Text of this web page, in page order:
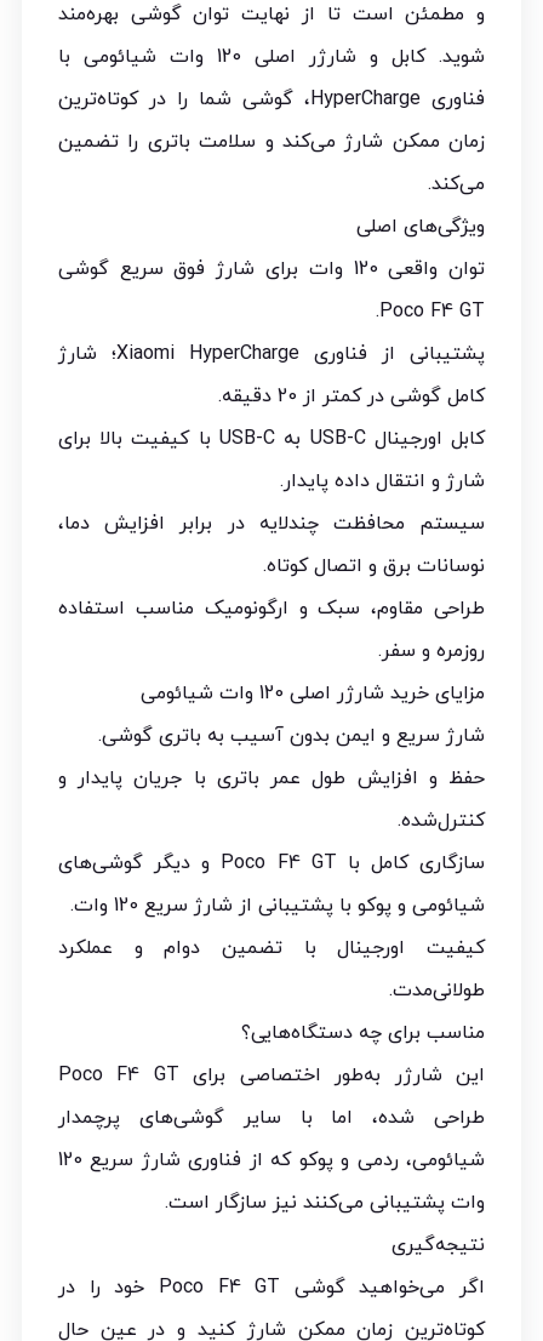
و مطمئن است تا از نهایت توان گوشی بهره‌مند
شوید. کابل و شارژر اصلی 120 وات شیائومی با
فناوری HyperCharge، گوشی شما را در کوتاه‌ترین
زمان ممکن شارژ می‌کند و سلامت باتری را تضمین
می‌کند.
ویژگی‌های اصلی
توان واقعی 120 وات برای شارژ فوق سریع گوشی
Poco F4 GT.
پشتیبانی از فناوری Xiaomi HyperCharge؛ شارژ
کامل گوشی در کمتر از 20 دقیقه.
کابل اورجینال USB-C به USB-C با کیفیت بالا برای
شارژ و انتقال داده پایدار.
سیستم محافظت چندلایه در برابر افزایش دما،
نوسانات برق و اتصال کوتاه.
طراحی مقاوم، سبک و ارگونومیک مناسب استفاده
روزمره و سفر.
مزایای خرید شارژر اصلی 120 وات شیائومی
شارژ سریع و ایمن بدون آسیب به باتری گوشی.
حفظ و افزایش طول عمر باتری با جریان پایدار و
کنترل‌شده.
سازگاری کامل با Poco F4 GT و دیگر گوشی‌های
شیائومی و پوکو با پشتیبانی از شارژ سریع 120 وات.
کیفیت اورجینال با تضمین دوام و عملکرد
طولانی‌مدت.
مناسب برای چه دستگاه‌هایی؟
این شارژر به‌طور اختصاصی برای Poco F4 GT
طراحی شده، اما با سایر گوشی‌های پرچمدار
شیائومی، ردمی و پوکو که از فناوری شارژ سریع 120
وات پشتیبانی می‌کنند نیز سازگار است.
نتیجه‌گیری
اگر می‌خواهید گوشی Poco F4 GT خود را در
کوتاه‌ترین زمان ممکن شارژ کنید و در عین حال